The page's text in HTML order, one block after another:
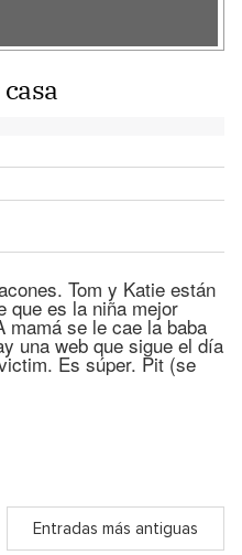
Tom y Katie están
que es la niña mejor
mamá se le cae la baba
una web que sigue el día
Es súper. Pit (se
Entradas más antiguas